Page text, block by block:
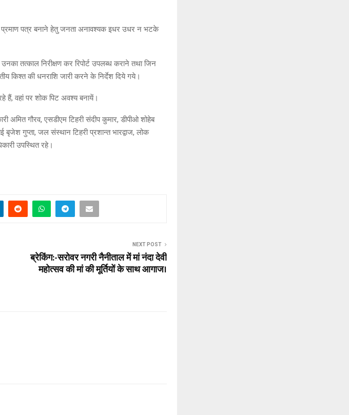
प्रमाण पत्र बनाने हेतु जनता अनावश्यक इधर उधर न भटके
उनका तत्काल निरीक्षण कर रिपोर्ट उपलब्ध कराने तथा जिन
किश्त की धनराशि जारी करने के निर्देश दिये गये।
हैं, वहां पर शोक पिट अवश्य बनायें।
गौरव, एसडीएम टिहरी संदीप कुमार, डीपीओ शोहेब
गुप्ता, जल संस्थान टिहरी प्रशान्त भारद्वाज, लोक
उपस्थित रहे।
NEXT POST
ब्रेकिंग:-सरोवर नगरी नैनीताल में मां नंदा देवी
महोत्सव की मां की मूर्तियों के साथ आगाज।